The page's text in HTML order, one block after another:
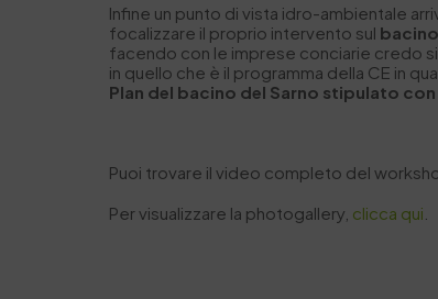
Infine un punto di vista idro-ambientale
focalizzare il proprio intervento sul
facendo con le imprese conciarie credo
in quello che è il programma della CE in
Plan del bacino del Sarno stipulato con
Puoi trovare il video completo del
Per visualizzare la photogallery, clicca qui